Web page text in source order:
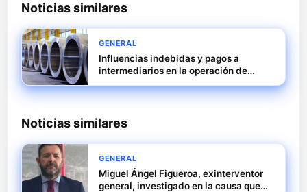
Noticias similares
GENERAL
Influencias indebidas y pagos a
intermediarios en la operación de
rescate de Tubos Reunidos
Noticias similares
GENERAL
Miguel Ángel Figueroa, exinterventor
general, investigado en la causa que